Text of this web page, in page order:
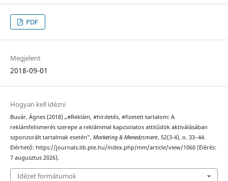
PDF
Megjelent
2018-09-01
Hogyan kell idézni
Buvár, Ágnes (2018) „#Reklám, #hirdetés, #fizetett tartalom: A
reklámfelismerés szerepe a reklámmal kapcsolatos attitűdök aktiválásában
szponzorált tartalmak esetén”, Marketing & Menedzsment, 52(3-4), o. 33–44.
Elérhető: https://journals.lib.pte.hu/index.php/mm/article/view/1060 (Elérés:
7 augusztus 2026).
Idézet formátumok